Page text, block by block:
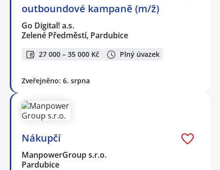
outboundové kampaně (m/ž)
Go Digital! a.s.
Zelené Předměstí, Pardubice
27 000 – 35 000 Kč Plný úvazek
Zveřejněno: 6. srpna
Nákupčí
ManpowerGroup s.r.o.
Pardubice